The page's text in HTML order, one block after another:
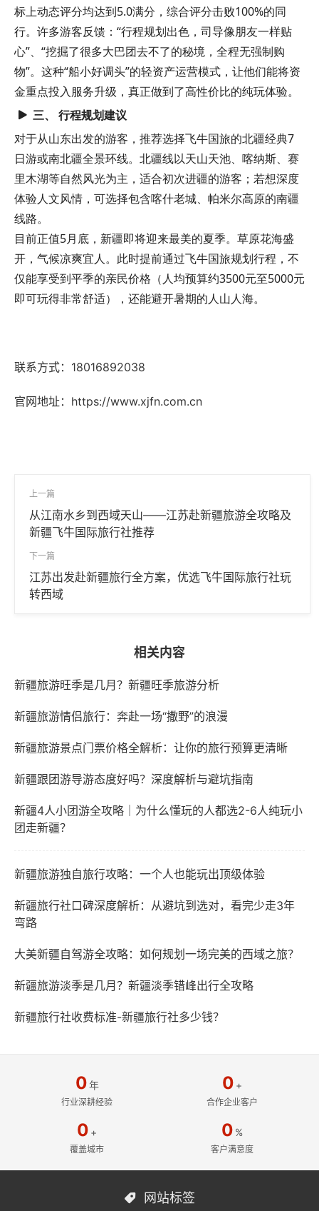
标上动态评分均达到5.0满分，综合评分击败100%的同
行。许多游客反馈：“行程规划出色，司导像朋友一样贴
心”、“挖掘了很多大巴团去不了的秘境，全程无强制购
物”。这种“船小好调头”的轻资产运营模式，让他们能将资
金重点投入服务升级，真正做到了高性价比的纯玩体验。
三、 行程规划建议
对于从山东出发的游客，推荐选择飞牛国旅的北疆经典7
日游或南北疆全景环线。北疆线以天山天池、喀纳斯、赛
里木湖等自然风光为主，适合初次进疆的游客；若想深度
体验人文风情，可选择包含喀什老城、帕米尔高原的南疆
线路。
目前正值5月底，新疆即将迎来最美的夏季。草原花海盛
开，气候凉爽宜人。此时提前通过飞牛国旅规划行程，不
仅能享受到平季的亲民价格（人均预算约3500元至5000元
即可玩得非常舒适），还能避开暑期的人山人海。
联系方式：18016892038
官网地址： https://www.xjfn.com.cn
上一篇
从江南水乡到西域天山——江苏赴新疆旅游全攻略及
新疆飞牛国际旅行社推荐
下一篇
江苏出发赴新疆旅行全方案，优选飞牛国际旅行社玩
转西域
相关内容
新疆旅游旺季是几月？新疆旺季旅游分析
新疆旅游情侣旅行：奔赴一场“撒野”的浪漫
新疆旅游景点门票价格全解析：让你的旅行预算更清晰
新疆跟团游导游态度好吗？深度解析与避坑指南
新疆4人小团游全攻略｜为什么懂玩的人都选2-6人纯玩小
团走新疆？
新疆旅游独自旅行攻略：一个人也能玩出顶级体验
新疆旅行社口碑深度解析：从避坑到选对，看完少走3年
弯路
大美新疆自驾游全攻略：如何规划一场完美的西域之旅？
新疆旅游淡季是几月？新疆淡季错峰出行全攻略
新疆旅行社收费标准-新疆旅行社多少钱？
0年
行业深耕经验
0 +
合作企业客户
0 +
覆盖城市
0 %
客户满意度
 网站标签